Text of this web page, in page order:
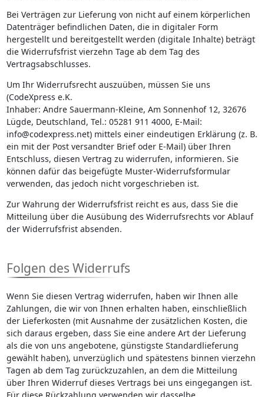
Bei Verträgen zur Lieferung von nicht auf einem körperlichen
Datenträger befindlichen Daten, die in digitaler Form
hergestellt und bereitgestellt werden (digitale Inhalte) beträgt
die Widerrufsfrist vierzehn Tage ab dem Tag des
Vertragsabschlusses.
Um Ihr Widerrufsrecht auszuüben, müssen Sie uns
(CodeXpress e.K.
Inhaber: Andre Sauermann-Kleine, Am Sonnenhof 12, 32676
Lügde, Deutschland, Tel.: 05281 911 4000, E-Mail:
info@codexpress.net) mittels einer eindeutigen Erklärung (z. B.
ein mit der Post versandter Brief oder E-Mail) über Ihren
Entschluss, diesen Vertrag zu widerrufen, informieren. Sie
können dafür das beigefügte Muster-Widerrufsformular
verwenden, das jedoch nicht vorgeschrieben ist.
Zur Wahrung der Widerrufsfrist reicht es aus, dass Sie die
Mitteilung über die Ausübung des Widerrufsrechts vor Ablauf
der Widerrufsfrist absenden.
Folgen des Widerrufs
Wenn Sie diesen Vertrag widerrufen, haben wir Ihnen alle
Zahlungen, die wir von Ihnen erhalten haben, einschließlich
der Lieferkosten (mit Ausnahme der zusätzlichen Kosten, die
sich daraus ergeben, dass Sie eine andere Art der Lieferung
als die von uns angebotene, günstigste Standardlieferung
gewählt haben), unverzüglich und spätestens binnen vierzehn
Tagen ab dem Tag zurückzuzahlen, an dem die Mitteilung
über Ihren Widerruf dieses Vertrags bei uns eingegangen ist.
Für diese Rückzahlung verwenden wir dasselbe